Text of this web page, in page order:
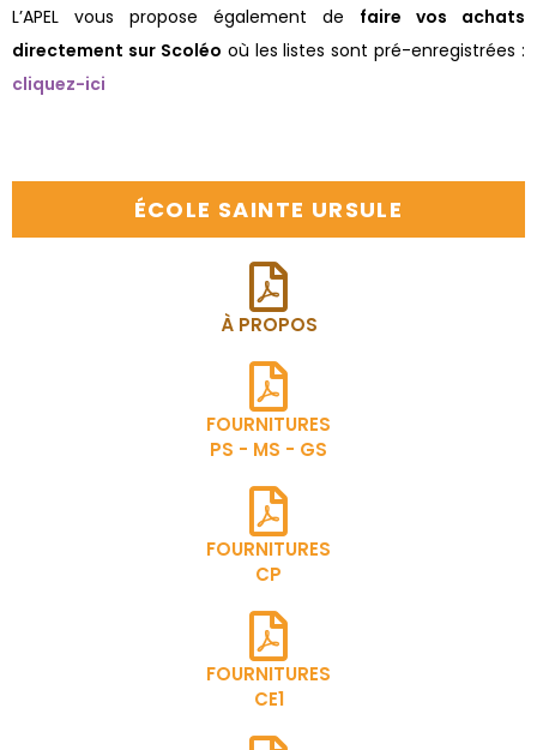
L’APEL vous propose également de faire vos achats
directement sur Scoléo où les listes sont pré-enregistrées :
cliquez-ici
ÉCOLE SAINTE URSULE
À PROPOS
FOURNITURES
PS - MS - GS
FOURNITURES
CP
FOURNITURES
CE1